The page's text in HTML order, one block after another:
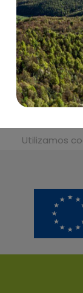
Utilizamos